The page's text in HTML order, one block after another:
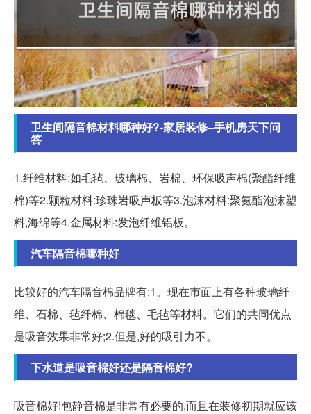
卫生间隔音棉材料哪种好?-家居装修–手机房天下问
答
1.纤维材料:如毛毡、玻璃棉、岩棉、环保吸声棉(聚酯纤维
棉)等2.颗粒材料:珍珠岩吸声板等3.泡沫材料:聚氨酯泡沫塑
料,海绵等4.金属材料:发泡纤维铝板。
汽车隔音棉哪种好
比较好的汽车隔音棉品牌有:1。现在市面上有各种玻璃纤
维、石棉、毡纤棉、棉毯、毛毡等材料。它们的共同优点
是吸音效果非常好;2.但是,好的吸引力不。
下水道是吸音棉好还是隔音棉好?
吸音棉好!包静音棉是非常有必要的,而且在装修初期就应该